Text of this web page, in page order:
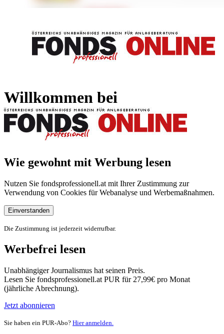
Willkommen bei
Wie gewohnt mit Werbung lesen
Nutzen Sie fondsprofessionell.at mit Ihrer Zustimmung zur
Verwendung von Cookies für Webanalyse und Werbemaßnahmen.
Einverstanden
Die Zustimmung ist jederzeit widerrufbar.
Werbefrei lesen
Unabhängiger Journalismus hat seinen Preis.
Lesen Sie fondsprofessionell.at PUR für 27,99€ pro Monat
(jährliche Abrechnung).
Jetzt abonnieren
Sie haben ein PUR-Abo? Hier anmelden.